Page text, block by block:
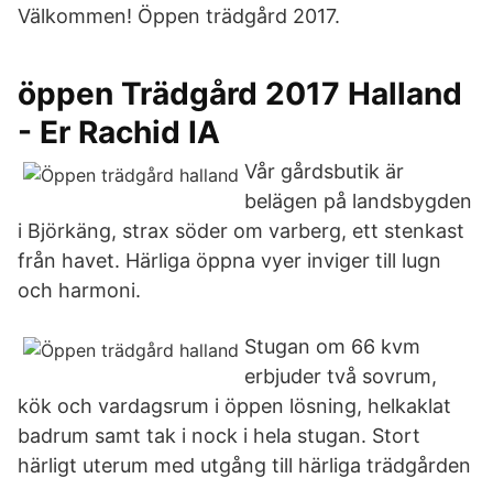
Välkommen! Öppen trädgård 2017.
öppen Trädgård 2017 Halland
- Er Rachid IA
Vår gårdsbutik är
belägen på landsbygden
i Björkäng, strax söder om varberg, ett stenkast
från havet. Härliga öppna vyer inviger till lugn
och harmoni.
Stugan om 66 kvm
erbjuder två sovrum,
kök och vardagsrum i öppen lösning, helkaklat
badrum samt tak i nock i hela stugan. Stort
härligt uterum med utgång till härliga trädgården